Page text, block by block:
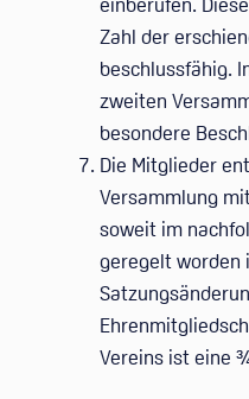
Zahl der
beschlussfähig.
zweiten
besondere
Die Mitglieder
Versammlung
soweit im
geregelt worden
Vereins ist eine